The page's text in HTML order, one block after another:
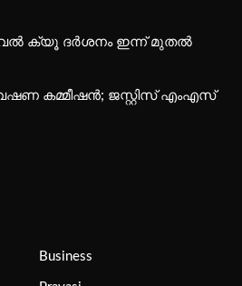
ക്യൂ ദര്‍ശനം ഇന്ന് മുതല്‍
കമ്മീഷന്‍; ജസ്റ്റിസ് എംഎസ്
Business